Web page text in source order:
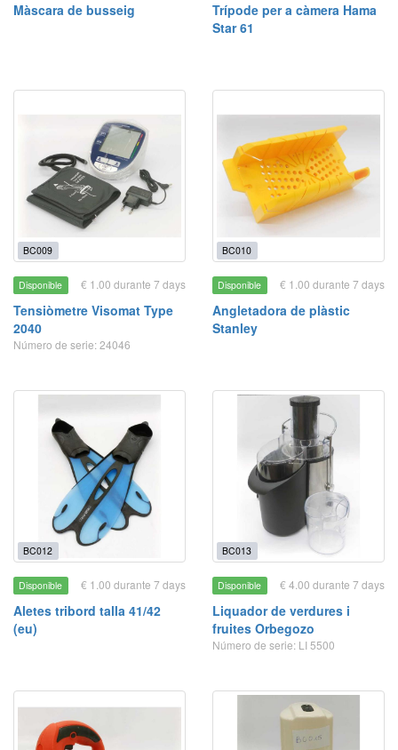
Màscara de busseig
Trípode per a càmera Hama
Star 61
BC009
Disponible € 1.00 durante 7 days
Tensiòmetre Visomat Type
2040
Número de serie: 24046
BC010
Disponible € 1.00 durante 7 days
Angletadora de plàstic
Stanley
BC012
Disponible € 1.00 durante 7 days
Aletes tribord talla 41/42
(eu)
BC013
Disponible € 4.00 durante 7 days
Liquador de verdures i
fruites Orbegozo
Número de serie: LI 5500